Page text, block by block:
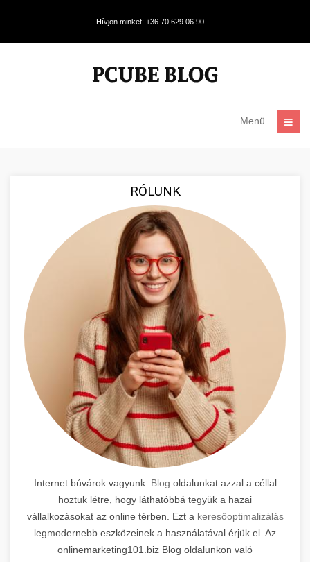
Hívjon minket: +36 70 629 06 90
Menü
RÓLUNK
Internet búvárok vagyunk. Blog oldalunkat azzal a céllal
hoztuk létre, hogy láthatóbbá tegyük a hazai
vállalkozásokat az online térben. Ezt a keresőoptimalizálás
legmodernebb eszközeinek a használatával érjük el. Az
onlinemarketing101.biz Blog oldalunkon való